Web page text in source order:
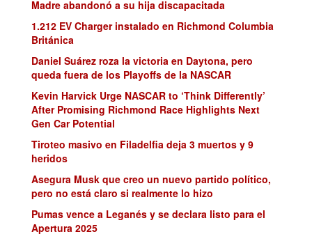
Madre abandonó a su hija discapacitada
1.212 EV Charger instalado en Richmond Columbia
Británica
Daniel Suárez roza la victoria en Daytona, pero
queda fuera de los Playoffs de la NASCAR
Kevin Harvick Urge NASCAR to ‘Think Differently’
After Promising Richmond Race Highlights Next
Gen Car Potential
Tiroteo masivo en Filadelfia deja 3 muertos y 9
heridos
Asegura Musk que creo un nuevo partido político,
pero no está claro si realmente lo hizo
Pumas vence a Leganés y se declara listo para el
Apertura 2025